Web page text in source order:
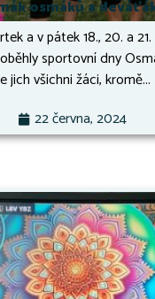
osmáků a
a v pátek 18., 20. a
sportovní dny
jich všichni žáci, kromě...
22 června, 2024